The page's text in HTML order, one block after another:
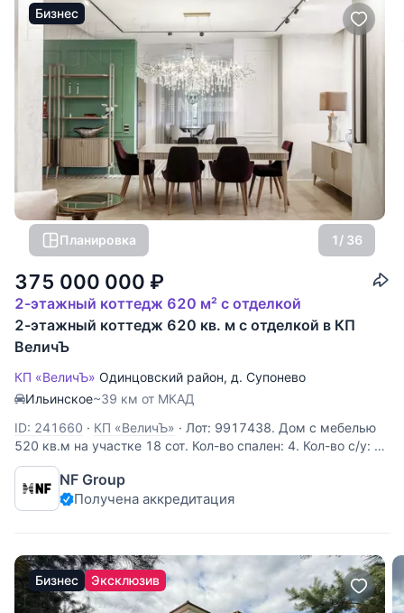
Бизнес
Планировка 1/ 36
375 000 000 ₽
2-этажный коттедж 620 м² с отделкой
2-этажный коттедж 620 кв. м с отделкой в КП
ВеличЪ
КП «ВеличЪ» Одинцовский район, д. Супонево
Ильинское~39 км от МКАД
ID: 241660 · КП «ВеличЪ» · Лот: 9917438. Дом с мебелью
520 кв.м на участке 18 cот. Кол-во спален: 4. Кол-во с/у: 3.
Поселок «Величъ». Новорижское шоссе, 30 км от МКАД.
Без комиссии для покупателя. Эксклюзивный дом в
поселке Величъ в 30 км от МКАД по Новорижскому шоссе.
NF Group
Получена аккредитация
Бизнес Эксклюзив